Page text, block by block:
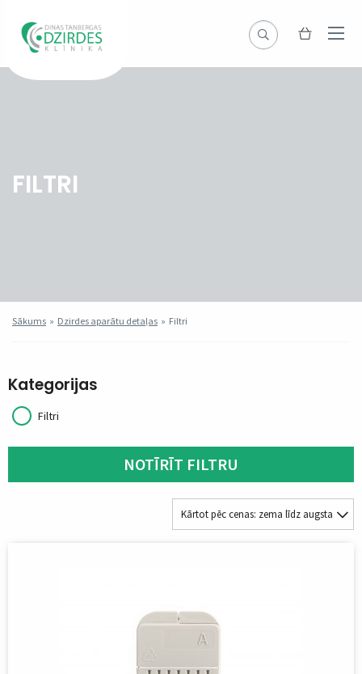
FILTRI
Sākums » Dzirdes aparātu detaļas » Filtri
Kategorijas
Filtri
NOTĪRĪT FILTRU